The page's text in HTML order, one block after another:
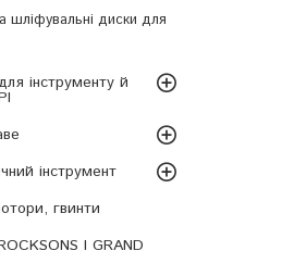
шліфувальні диски для
інструменту й
інструмент
гвинти
І GRAND